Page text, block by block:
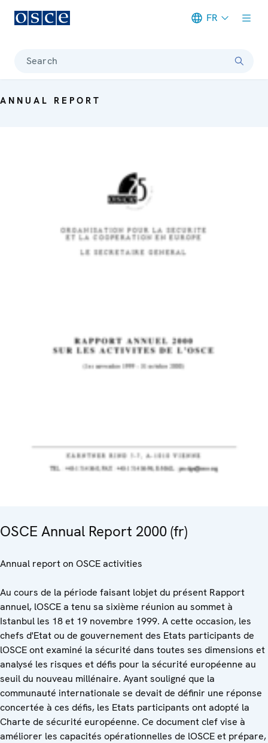
FR
Search
ANNUAL REPORT
OSCE Annual Report 2000 (fr)
Annual report on OSCE activities
Au cours de la période faisant lobjet du présent Rapport
annuel, lOSCE a tenu sa sixième réunion au sommet à
Istanbul les 18 et 19 novembre 1999. A cette occasion, les
chefs d'Etat ou de gouvernement des Etats participants de
lOSCE ont examiné la sécurité dans toutes ses dimensions et
analysé les risques et défis pour la sécurité européenne au
seuil du nouveau millénaire. Ayant souligné que la
communauté internationale se devait de définir une réponse
concertée à ces défis, les Etats participants ont adopté la
Charte de sécurité européenne. Ce document clef vise à
améliorer les capacités opérationnelles de lOSCE et prépare,